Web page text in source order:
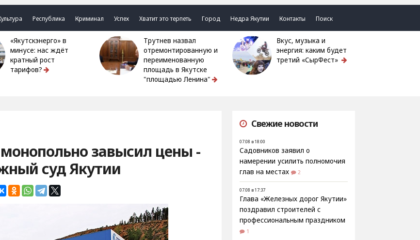
Республика Криминал Успех Хватит это терпеть Город Недра Якутии Контакты Поиск
«Якутскэнерго» в
минусе: нас ждёт
кратный рост
тарифов?
Трутнев назвал
отремонтированную и
переименованную
площадь в Якутске
"площадью Ленина"
Вкус, музыка и
энергия: каким будет
третий «СырФест»
завысил цены -
суд Якутии
Свежие новости
07.08 в 18:00
Садовников заявил о
намерении усилить полномочия
глав на местах
2
07.08 в 17:37
Глава «Железных дорог Якутии»
поздравил строителей с
профессиональным праздником
1